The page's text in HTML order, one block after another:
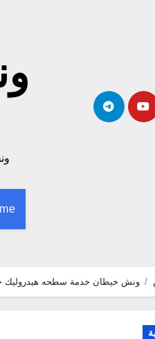
ونش خيطان خدمة سطحه هيدروليك خدمة